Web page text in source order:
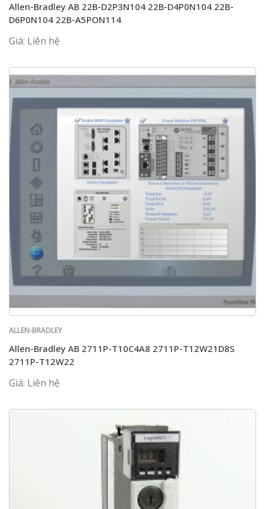
Allen-Bradley AB 22B-D2P3N104 22B-D4P0N104 22B-
D6P0N104 22B-A5PON114
Giá: Liên hệ
ALLEN-BRADLEY
Allen-Bradley AB 2711P-T10C4A8 2711P-T12W21D8S
2711P-T12W22
Giá: Liên hệ